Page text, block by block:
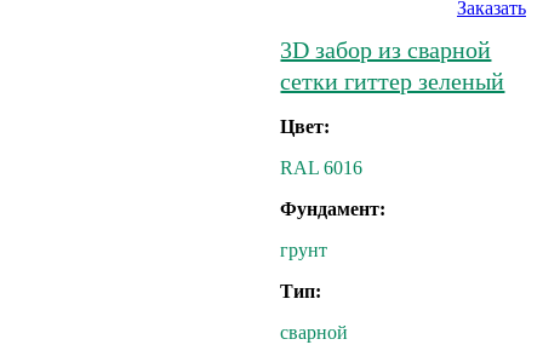
Заказать
3D забор из сварной
сетки гиттер зеленый
Цвет:
RAL 6016
Фундамент:
грунт
Тип:
сварной